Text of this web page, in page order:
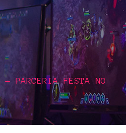
PARCERIA FESTA NO